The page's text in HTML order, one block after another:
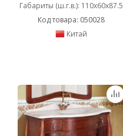
Габариты (ш.г.в.): 110x60x87.5
Код товара: 050028
Китай